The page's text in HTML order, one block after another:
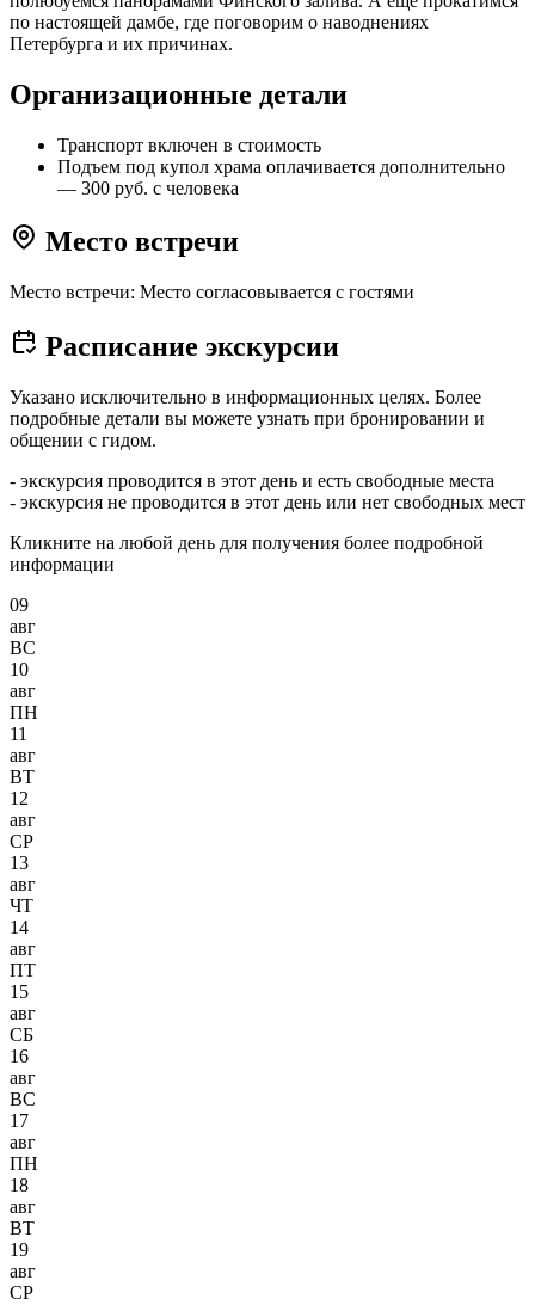
по настоящей дамбе, где поговорим о наводнениях
Петербурга и их причинах.
Организационные детали
Транспорт включен в стоимость
Подъем под купол храма оплачивается дополнительно
— 300 руб. с человека
Место встречи
Место встречи: Место согласовывается с гостями
Расписание экскурсии
Указано исключительно в информационных целях. Более
подробные детали вы можете узнать при бронировании и
общении с гидом.
- экскурсия проводится в этот день и есть свободные места
- экскурсия не проводится в этот день или нет свободных мест
Кликните на любой день для получения более подробной
информации
09
авг
ВС
10
авг
ПН
11
авг
ВТ
12
авг
СР
13
авг
ЧТ
14
авг
ПТ
15
авг
СБ
16
авг
ВС
17
авг
ПН
18
авг
ВТ
19
авг
СР